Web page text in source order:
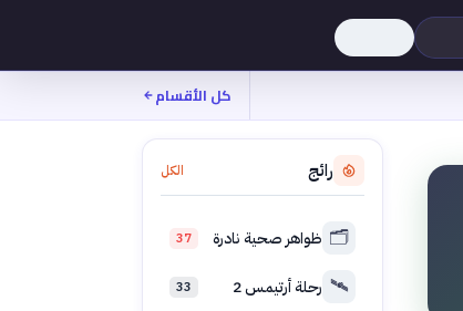
كل الأقسام
رائج الكل
🗂️ ظواهر صحية نادرة 37
🛰️ رحلة أرتيمس 2 33